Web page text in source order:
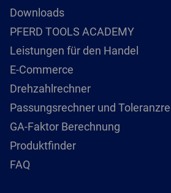
Downloads
PFERD TOOLS ACADEMY
Leistungen für den Handel
E-Commerce
Drehzahlrechner
Passungsrechner und
GA-Faktor Berechnung
Produktfinder
FAQ